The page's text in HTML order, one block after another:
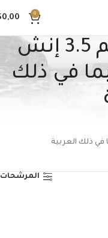
0
0,00
شاشة TFT بحجم 3.5 إنش
في ذلك
المرشحات